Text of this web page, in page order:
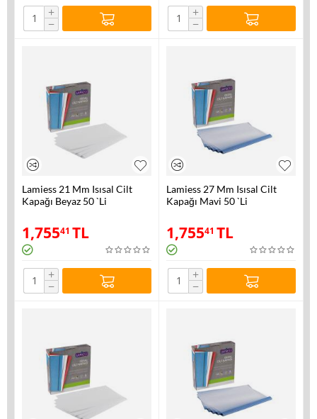
+
−
+
−
Lamiess 21 Mm Isısal Cilt
Kapağı Beyaz 50 `Li
1,75541 TL
+
−
Lamiess 27 Mm Isısal Cilt
Kapağı Mavi 50 `Li
1,75541 TL
+
−